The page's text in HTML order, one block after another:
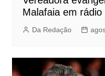
Malafaia em
Da Redação